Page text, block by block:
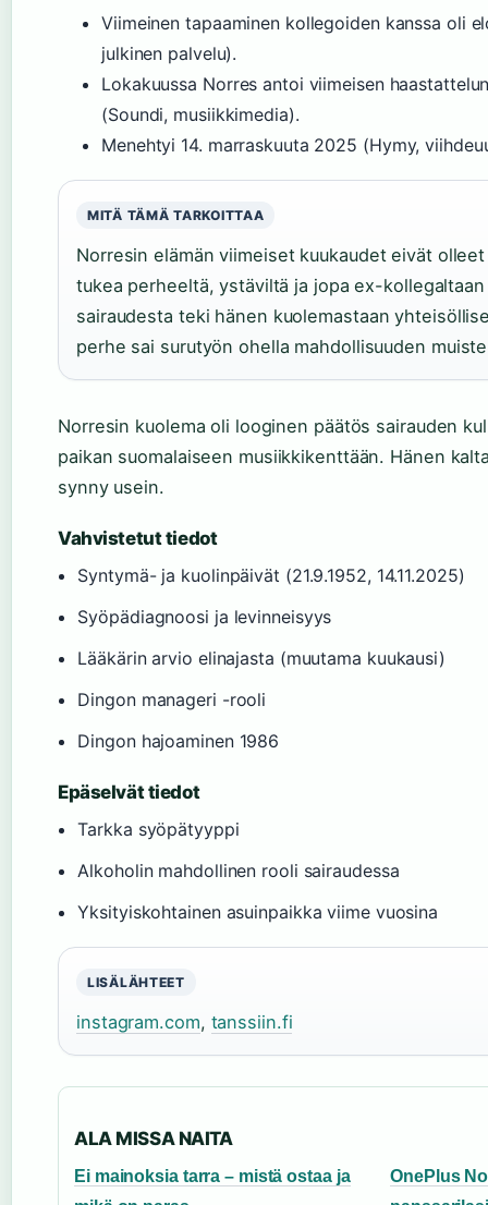
Viimeinen tapaaminen kollegoiden kanssa oli
julkinen palvelu).
Lokakuussa Norres antoi viimeisen
(Soundi, musiikkimedia).
Menehtyi 14. marraskuuta 2025 (Hymy,
MITÄ TÄMÄ TARKOITTAA
Norresin elämän viimeiset kuukaudet eivät
tukea perheeltä, ystäviltä ja jopa ex-
sairaudesta teki hänen kuolemastaan
perhe sai surutyön ohella mahdollisuuden
Norresin kuolema oli looginen päätös sairauden
paikan suomalaiseen musiikkikenttään. Hänen
synny usein.
Vahvistetut tiedot
Syntymä- ja kuolinpäivät (21.9.1952, 14.11.2025)
Syöpädiagnoosi ja levinneisyys
Lääkärin arvio elinajasta (muutama kuukausi)
Dingon manageri -rooli
Dingon hajoaminen 1986
Epäselvät tiedot
Tarkka syöpätyyppi
Alkoholin mahdollinen rooli sairaudessa
Yksityiskohtainen asuinpaikka viime vuosina
LISÄLÄHTEET
instagram.com, tanssiin.fi
ALA MISSA NAITA
Ei mainoksia tarra – mistä ostaa ja
OnePlus